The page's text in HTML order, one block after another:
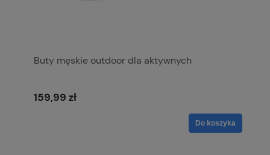
Buty męskie outdoor dla aktywnych
159,99 zł
Do koszyka